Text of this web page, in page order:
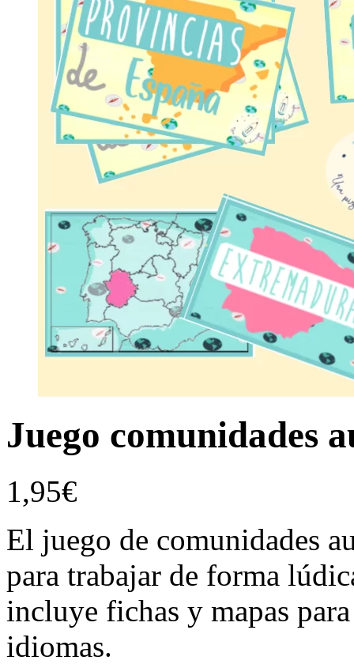
Juego comunidades
1,95€
El juego de comunidades
para trabajar de forma
incluye fichas y mapas
idiomas.